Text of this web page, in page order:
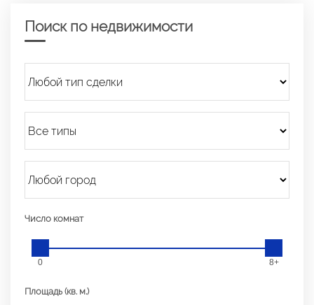
Поиск по недвижимости
Число комнат
0 8+
Площадь (кв. м.)